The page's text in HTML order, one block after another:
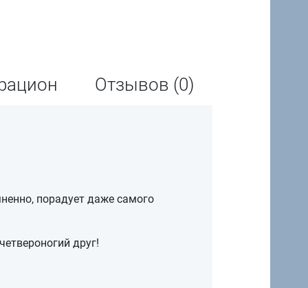
Отзывов (0)
порадует даже самого
друг!